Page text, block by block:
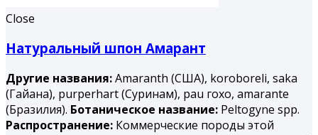
Close
Натуральный шпон Амарант
Другие названия:Amaranth (США), koroboreli, saka
(Гайана), purperhart (Суринам), раu гохо, amarantе
(Бразилия). Ботаническое название: Peltogyne spp.
Распространение: Коммерческие породы этой